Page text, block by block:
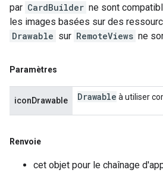
par CardBuilder ne sont
les images basées sur des
Drawable sur RemoteViews ne
Paramètres
iconDrawable Drawable à utiliser
Renvoie
cet objet pour le chaînage